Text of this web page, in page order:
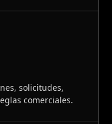
solicitudes,
comerciales.